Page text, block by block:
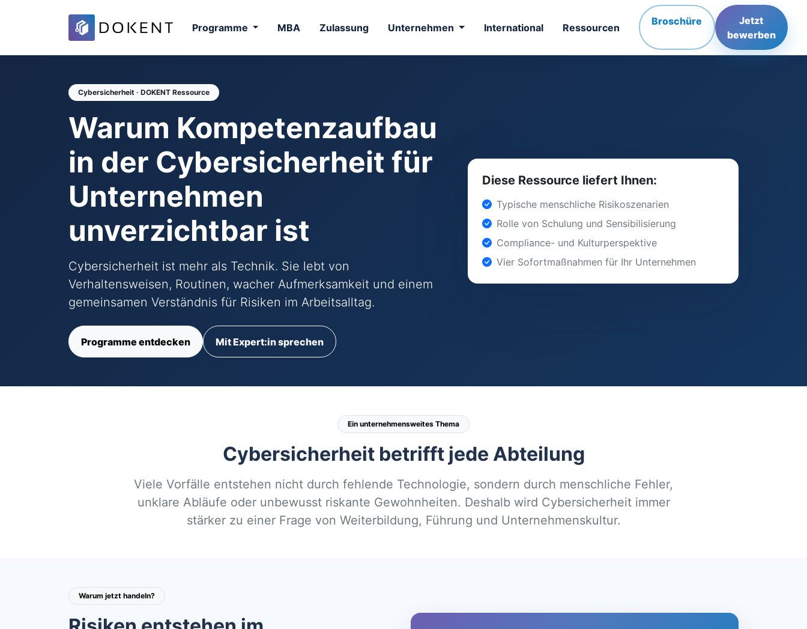
Programme MBA Zulassung Unternehmen International Ressourcen
Broschüre
Jetzt
bewerben
Cybersicherheit · DOKENT Ressource
Warum Kompetenzaufbau
in der Cybersicherheit für
Unternehmen
unverzichtbar ist
Cybersicherheit ist mehr als Technik. Sie lebt von
Verhaltensweisen, Routinen, wacher Aufmerksamkeit und einem
gemeinsamen Verständnis für Risiken im Arbeitsalltag.
Programme entdecken Mit Expert:in sprechen
Diese Ressource liefert Ihnen:
Typische menschliche Risikoszenarien
Rolle von Schulung und Sensibilisierung
Compliance- und Kulturperspektive
Vier Sofortmaßnahmen für Ihr Unternehmen
Ein unternehmensweites Thema
Cybersicherheit betrifft jede Abteilung
Viele Vorfälle entstehen nicht durch fehlende Technologie, sondern durch menschliche Fehler,
unklare Abläufe oder unbewusst riskante Gewohnheiten. Deshalb wird Cybersicherheit immer
stärker zu einer Frage von Weiterbildung, Führung und Unternehmenskultur.
Warum jetzt handeln?